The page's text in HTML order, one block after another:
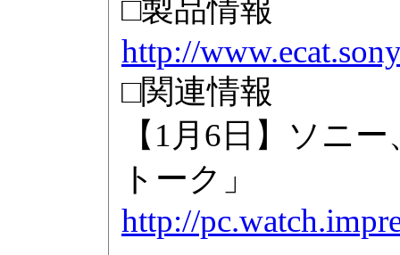
□製品情報
http://
□関連情報
【1月6日】ソニ
トーク」
http://